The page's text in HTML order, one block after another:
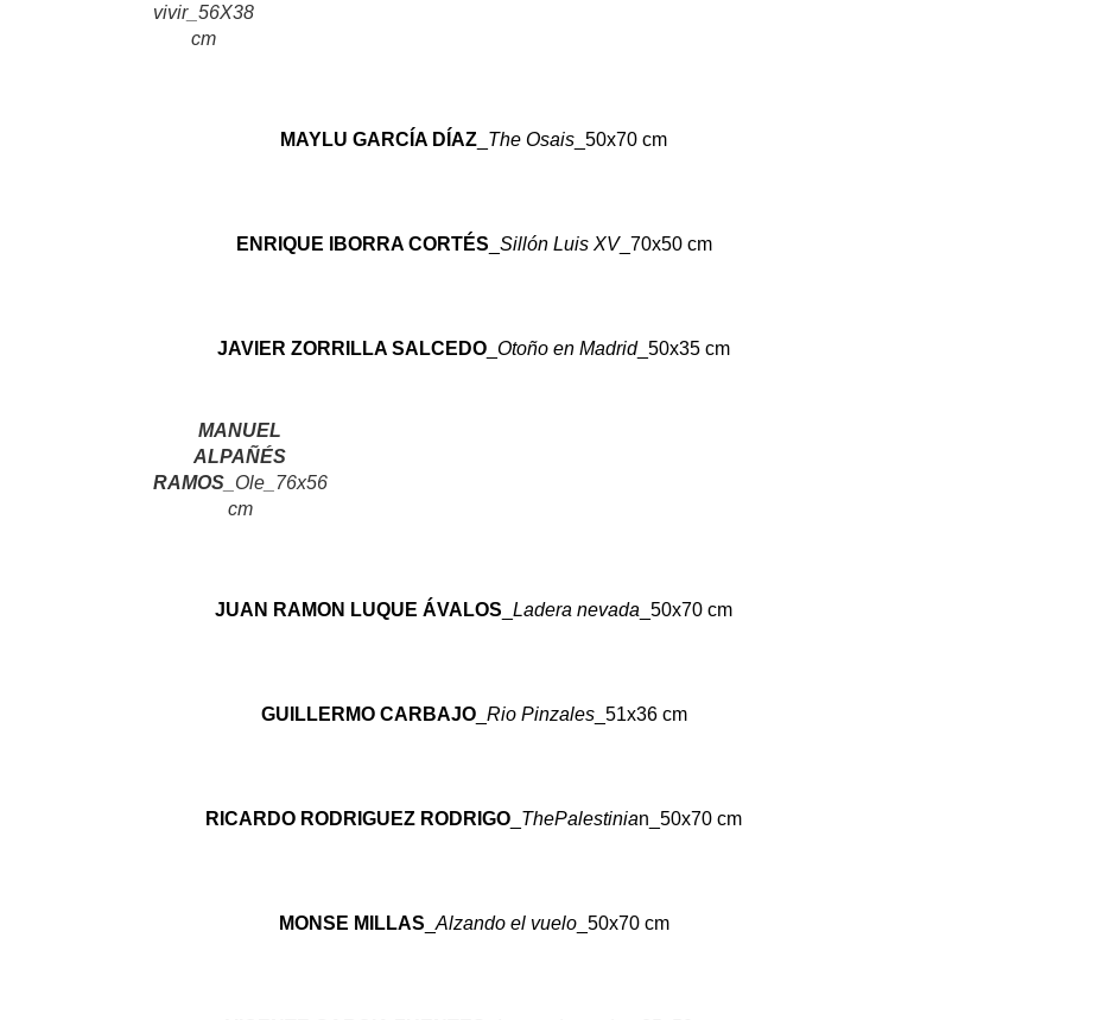
vivir_56X38
cm
MAYLU GARCÍA DÍAZ The Osais _50x70 cm
ENRIQUE IBORRA CORTÉS Sillón Luis XV_70x50 cm
JAVIER ZORRILLA SALCEDO _Otoño en Madrid_50x35 cm
MANUEL
ALPAÑÉS
RAMOS_ Ole_76x56
cm
JUAN RAMON LUQUE ÁVALOS _Ladera nevada _50x70 cm
GUILLERMO CARBAJO_ Rio Pinzales_51x36 cm
RICARDO RODRIGUEZ RODRIGO ThePalestinian_50x70 cm
MONSE MILLAS Alzando el vuelo_50x70 cm